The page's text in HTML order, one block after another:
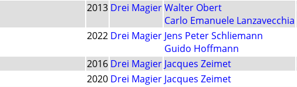
2013 Drei MagierWalter Obert
Carlo Emanuele Lanzavecchia
2022 Drei Magier Jens Peter Schliemann
Guido Hoffmann
2016 Drei Magier Jacques Zeimet
2020 Drei Magier Jacques Zeimet